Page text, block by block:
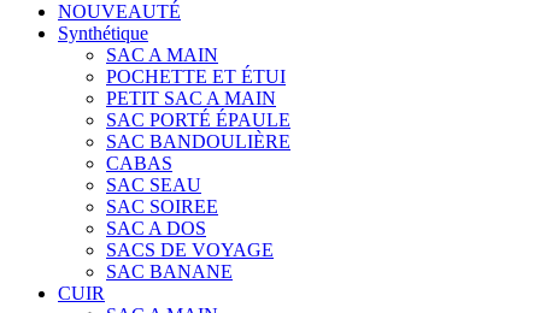
NOUVEAUTÉ
Synthétique
SAC A MAIN
POCHETTE ET ÉTUI
PETIT SAC A MAIN
SAC PORTÉ ÉPAULE
SAC BANDOULIÈRE
CABAS
SAC SEAU
SAC SOIREE
SAC A DOS
SACS DE VOYAGE
SAC BANANE
CUIR